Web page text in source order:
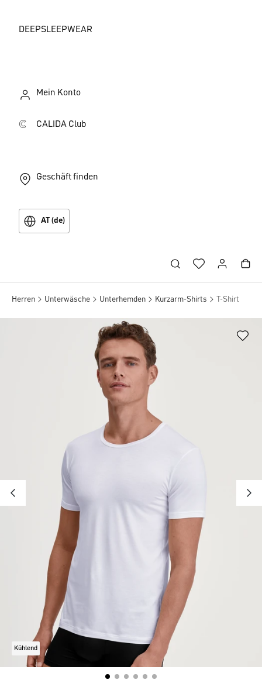
DEEPSLEEPWEAR
Mein Konto
CALIDA Club
Geschäft finden
AT (de)
Herren Unterwäsche Unterhemden Kurzarm-Shirts T-Shirt
Kühlend